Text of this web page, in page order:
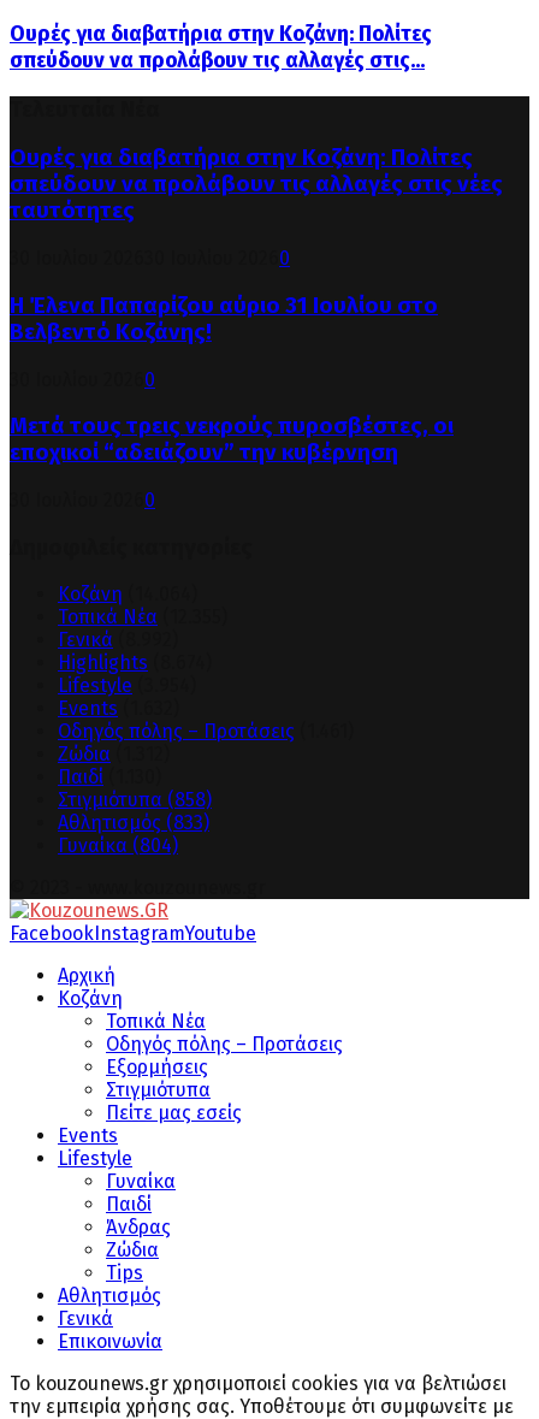
Ουρές για διαβατήρια στην Κοζάνη: Πολίτες
σπεύδουν να προλάβουν τις αλλαγές στις...
Ουρές για διαβατήρια στην Κοζάνη: Πολίτες
σπεύδουν να προλάβουν τις αλλαγές στις νέες
ταυτότητες
0
Η Έλενα Παπαρίζου αύριο 31 Ιουλίου στο
Βελβεντό Κοζάνης!
0
Μετά τους τρεις νεκρούς πυροσβέστες, οι
εποχικοί “αδειάζουν” την κυβέρνηση
0
Κοζάνη
Τοπικά Νέα
Γενικά
Highlights
Lifestyle
Events
Οδηγός πόλης – Προτάσεις
Ζώδια
Παιδί
Στιγμιότυπα (858)
Αθλητισμός (833)
Γυναίκα (804)
Facebook InstagramYoutube
Αρχική
Κοζάνη
Τοπικά Νέα
Οδηγός πόλης – Προτάσεις
Εξορμήσεις
Στιγμιότυπα
Πείτε μας εσείς
Events
Lifestyle
Γυναίκα
Παιδί
Άνδρας
Ζώδια
Tips
Αθλητισμός
Γενικά
Επικοινωνία
Το kouzounews.gr χρησιμοποιεί cookies για να βελτιώσει
την εμπειρία χρήσης σας. Υποθέτουμε ότι συμφωνείτε με